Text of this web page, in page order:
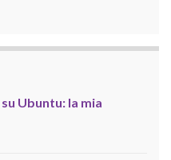
Ubuntu: la mia